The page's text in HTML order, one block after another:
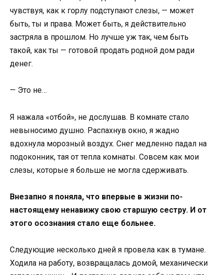
чувствуя, как к горлу подступают слезы, — может
быть, ты и права. Может быть, я действительно
застряла в прошлом. Но лучше уж так, чем быть
такой, как ты — готовой продать родной дом ради
денег.
— Это не…
Я нажала «отбой», не дослушав. В комнате стало
невыносимо душно. Распахнув окно, я жадно
вдохнула морозный воздух. Снег медленно падал на
подоконник, тая от тепла комнаты. Совсем как мои
слезы, которые я больше не могла сдерживать.
Внезапно я поняла, что впервые в жизни по-
настоящему ненавижу свою старшую сестру. И от
этого осознания стало еще больнее.
Следующие несколько дней я провела как в тумане.
Ходила на работу, возвращалась домой, механически